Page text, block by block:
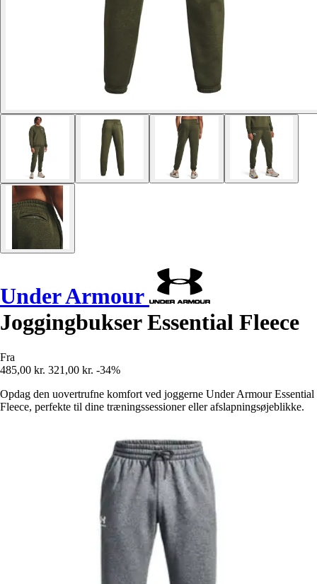
Under Armour
Joggingbukser Essential Fleece
Fra
485,00 kr. 321,00 kr. -34%
Opdag den uovertrufne komfort ved joggerne Under Armour Essential
Fleece, perfekte til dine træningssessioner eller afslapningsøjeblikke.